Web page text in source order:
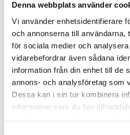
Denna webbplats använder
Vi använder enhetsidentifierare
och annonserna till användarna,
för sociala medier och
vidarebefordrar även sådana
information från din enhet till de
annons- och analysföretag som
Dessa kan i sin tur kombinera
information som du har
samlat in när du har använt
Tält R15-XXL 15x…
Längder > 25m